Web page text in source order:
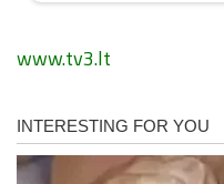
www.tv3.lt